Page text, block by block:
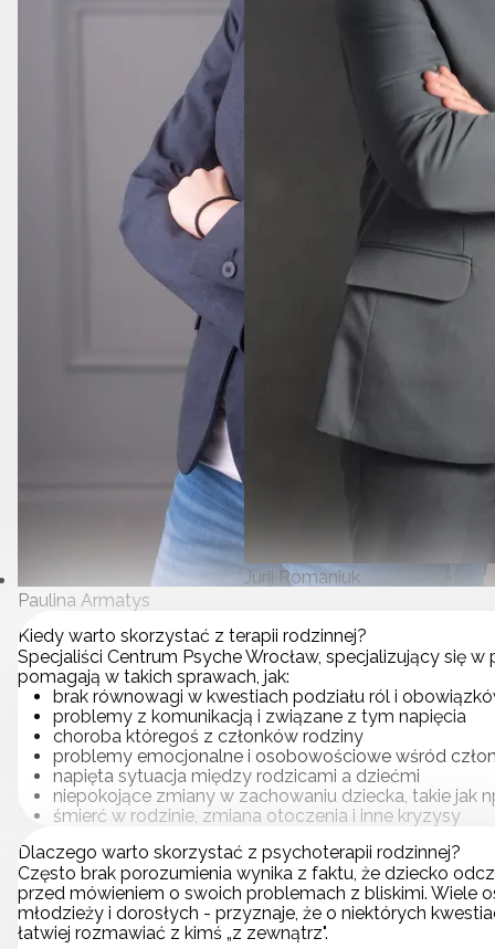
Paulina Armatys
Jurij Romaniuk
Kiedy warto skorzystać z terapii rodzinnej?
Specjaliści Centrum Psyche Wrocław, specjalizujący się
pomagają w takich sprawach, jak:
brak równowagi w kwestiach podziału ról i
problemy z komunikacją i związane z tym napięcia
choroba któregoś z członków rodziny
problemy emocjonalne i osobowościowe wśród
napięta sytuacja między rodzicami a dziećmi
niepokojące zmiany w zachowaniu dziecka, takie jak
śmierć w rodzinie, zmiana otoczenia i inne kryzysy
Dlaczego warto skorzystać z psychoterapii rodzinnej?
Często brak porozumienia wynika z faktu, że dziecko
przed mówieniem o swoich problemach z bliskimi. Wiele
młodzieży i dorosłych - przyznaje, że o niektórych
łatwiej rozmawiać z kimś „z zewnątrz".